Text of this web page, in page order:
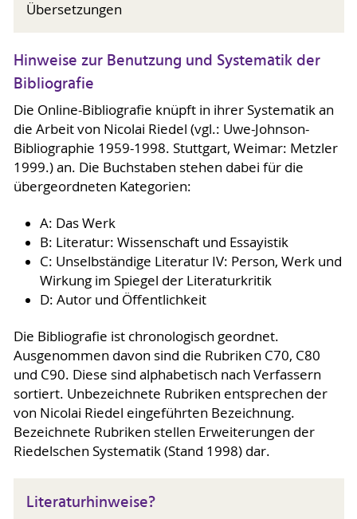
Übersetzungen
Hinweise zur Benutzung und Systematik der
Bibliografie
Die Online-Bibliografie knüpft in ihrer Systematik an
die Arbeit von Nicolai Riedel (vgl.: Uwe-Johnson-
Bibliographie 1959-1998. Stuttgart, Weimar: Metzler
1999.) an. Die Buchstaben stehen dabei für die
übergeordneten Kategorien:
A: Das Werk
B: Literatur: Wissenschaft und Essayistik
C: Unselbständige Literatur IV: Person, Werk und
Wirkung im Spiegel der Literaturkritik
D: Autor und Öffentlichkeit
Die Bibliografie ist chronologisch geordnet.
Ausgenommen davon sind die Rubriken C70, C80
und C90. Diese sind alphabetisch nach Verfassern
sortiert. Unbezeichnete Rubriken entsprechen der
von Nicolai Riedel eingeführten Bezeichnung.
Bezeichnete Rubriken stellen Erweiterungen der
Riedelschen Systematik (Stand 1998) dar.
Literaturhinweise?